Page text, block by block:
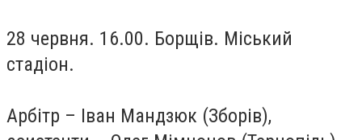
28 червня. 16.00. Борщів. Міський
стадіон.
Арбітр – Іван Мандзюк (Зборів),